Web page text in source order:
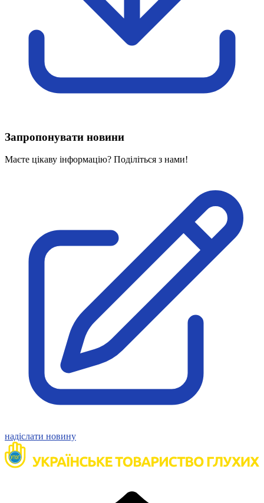
Харківська область
Херсонська область
Хмельницька область
Черкаська область
Чернігівська область
Особи відповідальні за контактування з
Дитяча сторінка
Новини про жестову мову
Ресурс для вивчення жестових мов різних країн
Медична термінологія жестовою мовою
Нормативна база УТОГ
Конвенція ООН
Законодавство
Декларації
Документи ВФГ
Міжнародні документи
Запропонувати новини
Маєте цікаву інформацію? Поділіться з нами!
надіслати новину